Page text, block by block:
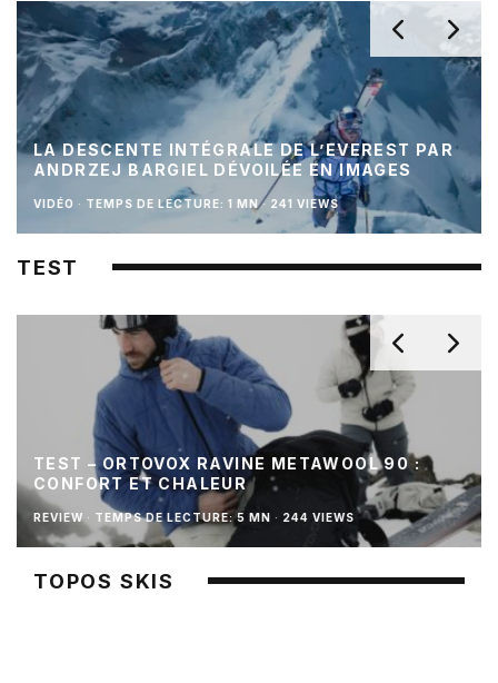
LA DESCENTE INTÉGRALE DE L’EVEREST PAR
ANDRZEJ BARGIEL DÉVOILÉE EN IMAGES
VIDÉO · TEMPS DE LECTURE: 1 MN · 241 VIEWS
TEST
TEST – ORTOVOX RAVINE METAWOOL 90 :
CONFORT ET CHALEUR
REVIEW · TEMPS DE LECTURE: 5 MN · 244 VIEWS
TOPOS SKIS